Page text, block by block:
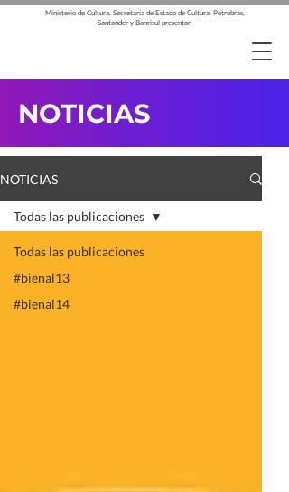
Ministerio de Cultura, Secretaría de Estado de Cultura, Petrobras,
Santander y Banrisul presentan
NOTICIAS
NOTICIAS
Todas las publicaciones
#bienal13
#bienal14
Todas las publicaciones